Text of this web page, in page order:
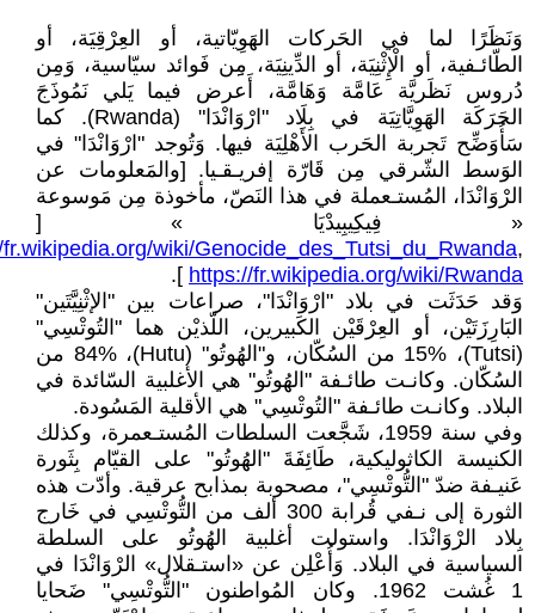
وَنَظَرًا لما في الحَركات الهَوِيّاتية، أو العِرْقِيَة، أو
الطّائـفية، أو الْإِثْنِيَة، أو الدِّينِيَة، مِِن فَوائد سيّاسية، وَمِن
دُروس نَظَريَّة عَامَّة وَهَامَّة، أَعرض فيما يَلي نَمُوذَجَ
الحَرَكَة الهَوِيَّاتِيَة في بِلَاد "ارْوَانْدَا" (Rwanda). كما
سَأُوَضِّح تَجربة الحَرب الأَهْلِيَة فيها. وَتُوجد "ارْوَانْدَا" في
الوَسط الشّرقي مِن قَارّة إفريـقـيا. [والمَعلومات عن
الرْوَانْدَا، المُستـعملة في هذا النَصّ، مأخوذة مِن مَوسوعة
« فِيكِيبِيدْيَا » [
,
wiki/Genocide_des_Tutsi_du_Rwanda
https://fr.wikipedia.org/wiki/Rwanda
].
وَقد حَدَثَت في بلاد "ارْوَانْدَا"، صراعات بين "الإثْنِيَّتَين"
البَارِزَتَيْن، أو العِرْقَيْن الكَبيرين، اللّذيْن هما "التُوتْسِي"
(Tutsi)، 15% من السُكّان، و"الهُوتُو" (Hutu)، 84% من
السُكّان. وكانـت طائـفة "الهُوتُو" هي الأغلبية السّائدة في
البلاد. وكانـت طائـفة "التُوتْسِي" هي الأقلية المَسُودة.
وفي سنة 1959، شَجَّعت السلطات المُستـعمرة، وكذلك
الكنيسة الكاثوليكية، طَائِفَةَ "الهُوتُو" على القيّام بِثَورة
عَنيـفة ضدّ "التُّوتْسِي"، مصحوبة بمذابح عرقية. وأدّت هذه
الثورة إلى نـفي قُرابة 300 ألف من التُّوتْسِي في خَارج
بِلاد الرْوَانْدَا. واستولت أغلبية الهُوتُو على السلطة
السياسية في البلاد. وَأُعْلِن عن «استـقلال» الرْوَانْدَا في
1 غُشت 1962. وكان المُواطنون "التُّوتْسِي" ضَحايا